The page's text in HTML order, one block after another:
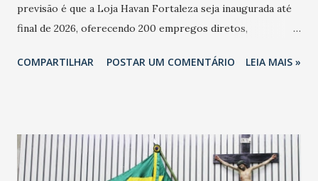
previsão é que a Loja Havan Fortaleza seja inaugurada até
final de 2026, oferecendo 200 empregos diretos,
Havan Fortaleza ainda não foi anunciada oficialmente, mas
COMPARTILHAR POSTAR UM COMENTÁRIO LEIA MAIS »